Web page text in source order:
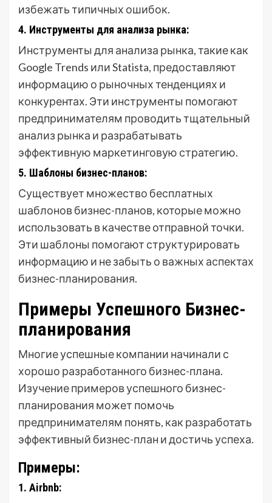
избежать типичных ошибок.
4. Инструменты для анализа рынка:
Инструменты для анализа рынка, такие как
Google Trends или Statista, предоставляют
информацию о рыночных тенденциях и
конкурентах. Эти инструменты помогают
предпринимателям проводить тщательный
анализ рынка и разрабатывать
эффективную маркетинговую стратегию.
5. Шаблоны бизнес-планов:
Существует множество бесплатных
шаблонов бизнес-планов, которые можно
использовать в качестве отправной точки.
Эти шаблоны помогают структурировать
информацию и не забыть о важных аспектах
бизнес-планирования.
Примеры Успешного Бизнес-
планирования
Многие успешные компании начинали с
хорошо разработанного бизнес-плана.
Изучение примеров успешного бизнес-
планирования может помочь
предпринимателям понять, как разработать
эффективный бизнес-план и достичь успеха.
Примеры:
1. Airbnb: